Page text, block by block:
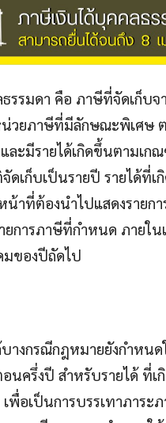
รรมดา คือ ภาษีที่จัดเก็บจ
น่วยภาษีที่มีลักษณะพิเศษ
ละมีรายได้เกิดขึ้นตามเก
ดเก็บเป็นรายปี รายได้ที่เ
น้าที่ต้องนำไปแสดงรายกา
การภาษีที่กำหนด ภายใน
มของปีถัดไป
างกรณีกฎหมายยังกำหน
นครึ่งปี สำหรับรายได้ ที่เ
พื่อเป็นการบรรเทาภาระ